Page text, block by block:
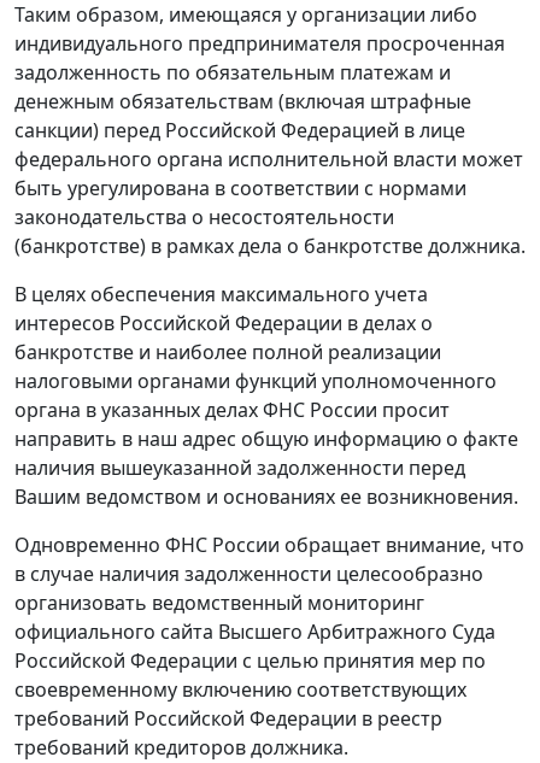
Таким образом, имеющаяся у организации либо
индивидуального предпринимателя просроченная
задолженность по обязательным платежам и
денежным обязательствам (включая штрафные
санкции) перед Российской Федерацией в лице
федерального органа исполнительной власти может
быть урегулирована в соответствии с нормами
законодательства о несостоятельности
(банкротстве) в рамках дела о банкротстве должника.
В целях обеспечения максимального учета
интересов Российской Федерации в делах о
банкротстве и наиболее полной реализации
налоговыми органами функций уполномоченного
органа в указанных делах ФНС России просит
направить в наш адрес общую информацию о факте
наличия вышеуказанной задолженности перед
Вашим ведомством и основаниях ее возникновения.
Одновременно ФНС России обращает внимание, что
в случае наличия задолженности целесообразно
организовать ведомственный мониторинг
официального сайта Высшего Арбитражного Суда
Российской Федерации с целью принятия мер по
своевременному включению соответствующих
требований Российской Федерации в реестр
требований кредиторов должника.